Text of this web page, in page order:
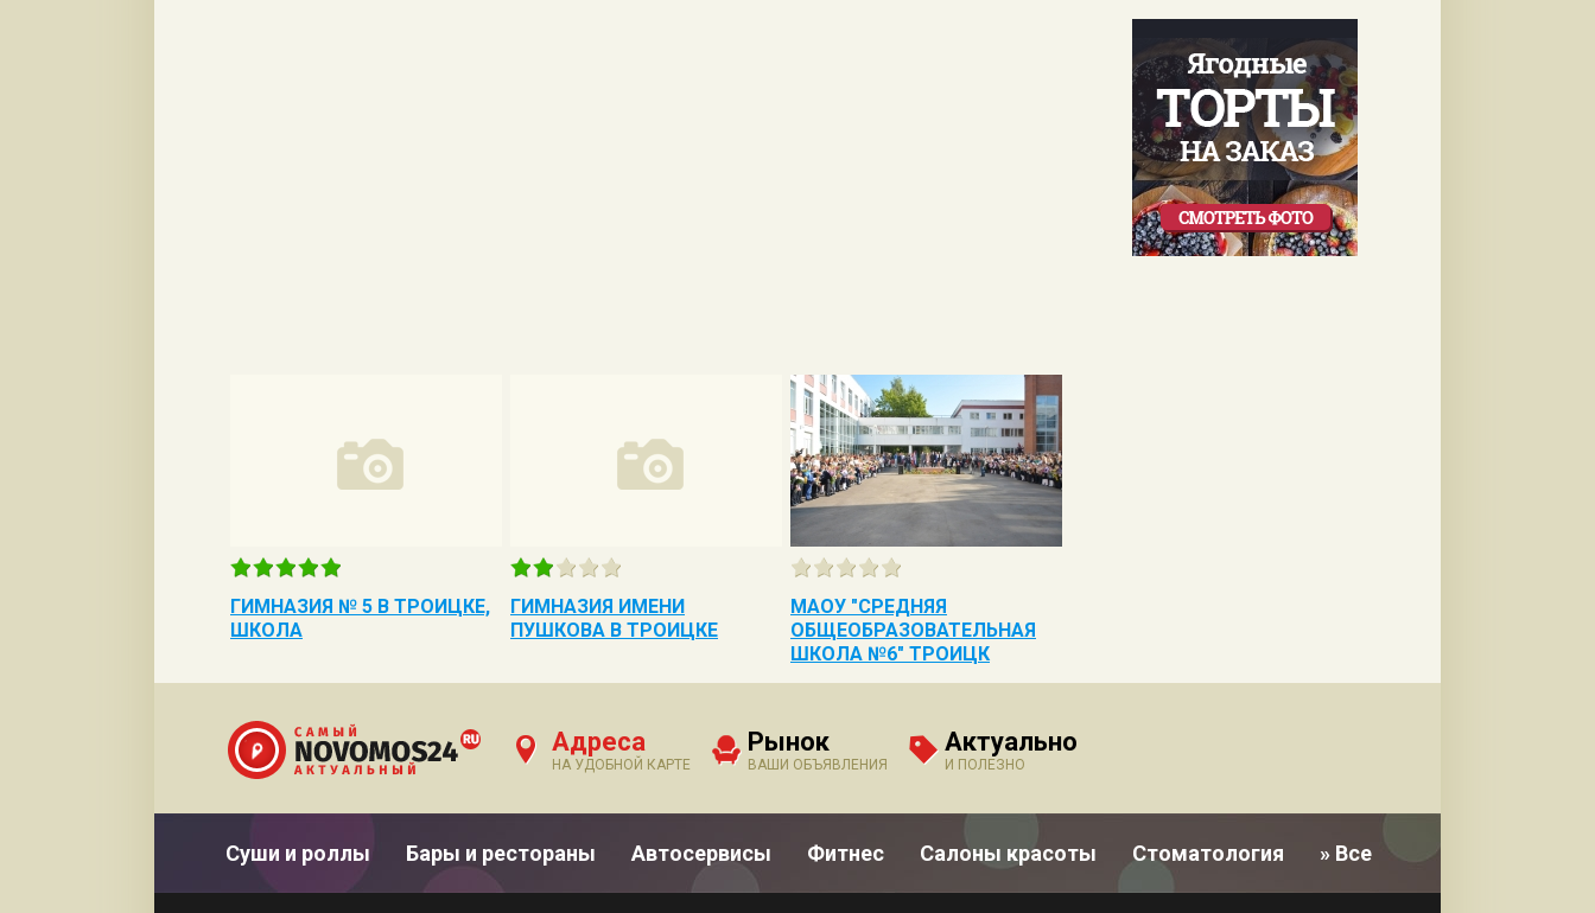
ГИМНАЗИЯ № 5 В ТРОИЦКЕ,
ШКОЛА
ГИМНАЗИЯ ИМЕНИ
ПУШКОВА В ТРОИЦКЕ
МАОУ "СРЕДНЯЯ
ОБЩЕОБРАЗОВАТЕЛЬНАЯ
ШКОЛА №6" ТРОИЦК
Адреса
НА УДОБНОЙ КАРТЕ
Рынок
ВАШИ ОБЪЯВЛЕНИЯ
Актуально
И ПОЛЕЗНО
Суши и роллы Бары и рестораны Автосервисы Фитнес Салоны красоты Стоматология » Все